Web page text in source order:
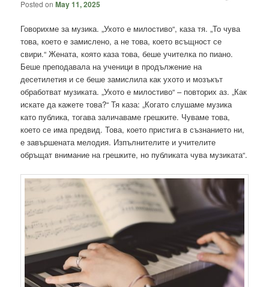
Posted onMay 11, 2025
Говорихме за музика. „Ухото е милостиво“, каза тя. „То чува
това, което е замислено, а не това, което всъщност се
свири.“ Жената, която каза това, беше учителка по пиано.
Беше преподавала на ученици в продължение на
десетилетия и се беше замислила как ухото и мозъкът
обработват музиката. „Ухото е милостиво“ – повторих аз. „Как
искате да кажете това?“ Тя каза: „Когато слушаме музика
като публика, тогава заличаваме грешките. Чуваме това,
което се има предвид. Това, което пристига в съзнанието ни,
е завършената мелодия. Изпълнителите и учителите
обръщат внимание на грешките, но публиката чува музиката“.